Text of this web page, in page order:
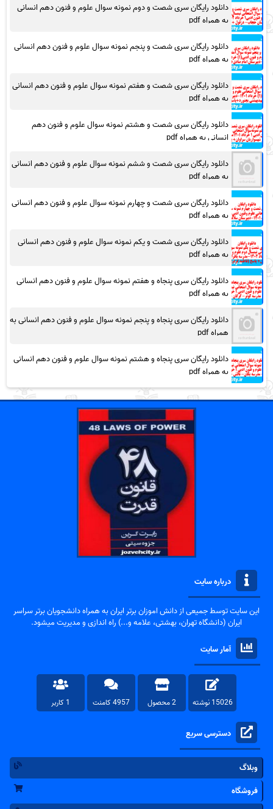
دانلود رایگان سری شصت و دوم نمونه سوال علوم و فنون دهم انسانی
به همراه pdf
دانلود رایگان سری شصت و پنجم نمونه سوال علوم و فنون دهم انسانی
به همراه pdf
دانلود رایگان سری شصت و هفتم نمونه سوال علوم و فنون دهم انسانی
به همراه pdf
دانلود رایگان سری شصت و هشتم نمونه سوال علوم و فنون دهم
انسانی به همراه pdf
دانلود رایگان سری شصت و ششم نمونه سوال علوم و فنون دهم انسانی
به همراه pdf
دانلود رایگان سری شصت و چهارم نمونه سوال علوم و فنون دهم انسانی
به همراه pdf
دانلود رایگان سری شصت و یکم نمونه سوال علوم و فنون دهم انسانی
به همراه pdf
دانلود رایگان سری پنجاه و هفتم نمونه سوال علوم و فنون دهم انسانی
به همراه pdf
دانلود رایگان سری پنجاه و پنجم نمونه سوال علوم و فنون دهم انسانی به
همراه pdf
دانلود رایگان سری پنجاه و هشتم نمونه سوال علوم و فنون دهم انسانی
به همراه pdf
درباره سایت
این سایت توسط جمیعی از دانش اموزان برتر ایران به همراه دانشجویان برتر سراسر
ایران (دانشگاه تهران، بهشتی، علامه و...) راه اندازی و مدیریت میشود.
آمار سایت
15026 نوشته 2 محصول 4957 کامنت 1 کاربر
دسترسی سریع
وبلاگ
فروشگاه